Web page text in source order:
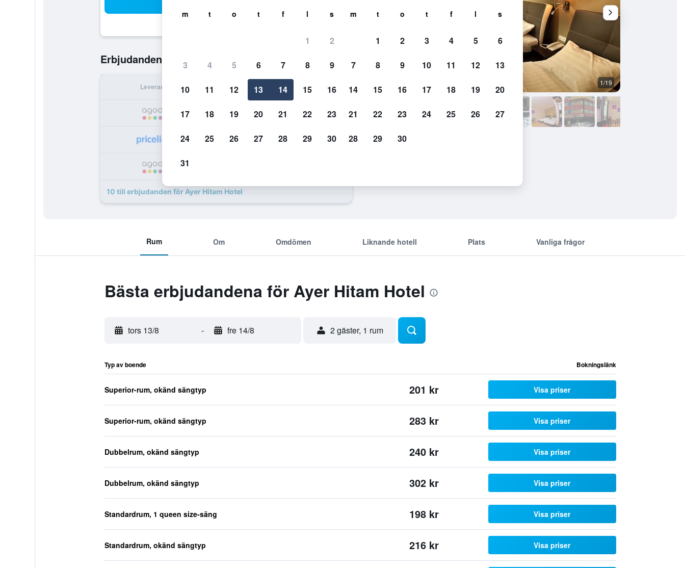
Erbjudanden från181 kr
Leverantör Per natt totalt
181 kr Visa erbjudande
198 kr Visa erbjudande
10 till erbjudanden för Ayer Hitam Hotel
1/19
Bilder från Ayer Hitam Hotel
Rum Om Omdömen Liknande hotell Plats Vanliga frågor
Bästa erbjudandena för Ayer Hitam Hotel
tors 13/8 - fre 14/8 2 gäster, 1 rum
Typ av boende Bokningslänk
Superior-rum, okänd sängtyp 201 kr Visa priser
Superior-rum, okänd sängtyp 283 kr Visa priser
Dubbelrum, okänd sängtyp 240 kr Visa priser
Dubbelrum, okänd sängtyp 302 kr Visa priser
Standardrum, 1 queen size-säng 198 kr Visa priser
Standardrum, okänd sängtyp 216 kr Visa priser
m t o t f l s
1 2
3 4 5 6 7 8 9
10 11 12 13 14 15 16
17 18 19 20 21 22 23
24 25 26 27 28 29 30
31
m t o t f l s
1 2 3 4 5 6
7 8 9 10 11 12 13
14 15 16 17 18 19 20
21 22 23 24 25 26 27
28 29 30